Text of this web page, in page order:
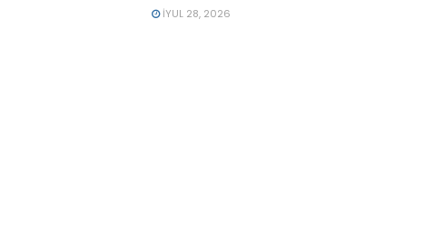
İYUL 28, 2026